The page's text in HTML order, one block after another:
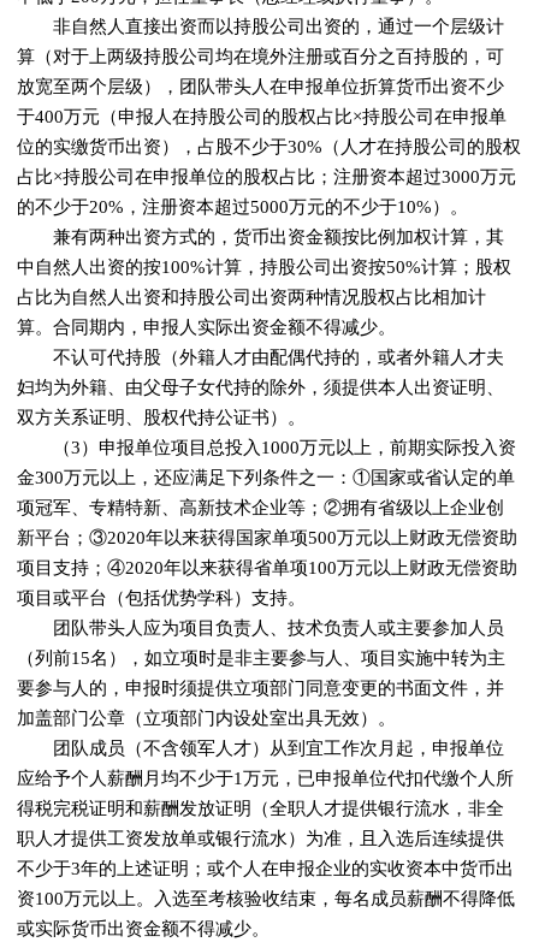
非自然人直接出资而以持股公司出资的，通过一个层级计
算（对于上两级持股公司均在境外注册或百分之百持股的，可
放宽至两个层级），团队带头人在申报单位折算货币出资不少
于400万元（申报人在持股公司的股权占比×持股公司在申报单
位的实缴货币出资），占股不少于30%（人才在持股公司的股权
占比×持股公司在申报单位的股权占比；注册资本超过3000万元
的不少于20%，注册资本超过5000万元的不少于10%）。
兼有两种出资方式的，货币出资金额按比例加权计算，其
中自然人出资的按100%计算，持股公司出资按50%计算；股权
占比为自然人出资和持股公司出资两种情况股权占比相加计
算。合同期内，申报人实际出资金额不得减少。
不认可代持股（外籍人才由配偶代持的，或者外籍人才夫
妇均为外籍、由父母子女代持的除外，须提供本人出资证明、
双方关系证明、股权代持公证书）。
（3）申报单位项目总投入1000万元以上，前期实际投入资
金300万元以上，还应满足下列条件之一：①国家或省认定的单
项冠军、专精特新、高新技术企业等；②拥有省级以上企业创
新平台；③2020年以来获得国家单项500万元以上财政无偿资助
项目支持；④2020年以来获得省单项100万元以上财政无偿资助
项目或平台（包括优势学科）支持。
团队带头人应为项目负责人、技术负责人或主要参加人员
（列前15名），如立项时是非主要参与人、项目实施中转为主
要参与人的，申报时须提供立项部门同意变更的书面文件，并
加盖部门公章（立项部门内设处室出具无效）。
团队成员（不含领军人才）从到宜工作次月起，申报单位
应给予个人薪酬月均不少于1万元，已申报单位代扣代缴个人所
得税完税证明和薪酬发放证明（全职人才提供银行流水，非全
职人才提供工资发放单或银行流水）为准，且入选后连续提供
不少于3年的上述证明；或个人在申报企业的实收资本中货币出
资100万元以上。入选至考核验收结束，每名成员薪酬不得降低
或实际货币出资金额不得减少。